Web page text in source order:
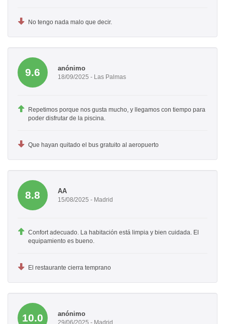
No tengo nada malo que decir.
9.6 anónimo
18/09/2025 - Las Palmas
Repetimos porque nos gusta mucho, y llegamos con tiempo para
poder disfrutar de la piscina.
Que hayan quitado el bus gratuito al aeropuerto
8.8 AA
15/08/2025 - Madrid
Confort adecuado. La habitación está limpia y bien cuidada. El
equipamiento es bueno.
El restaurante cierra temprano
10.0 anónimo
29/06/2025 - Madrid